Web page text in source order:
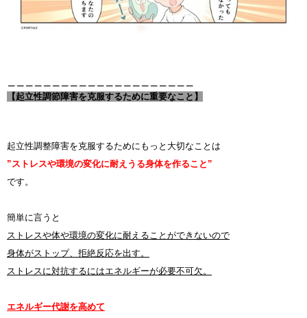
【起立性調節障害を克服するために重要なこと】
起立性調整障害を克服するためにもっと大切なことは
”ストレスや環境の変化に耐えうる身体を作ること”
です。
簡単に言うと
ストレスや体や環境の変化に耐えることができないので
身体がストップ、拒絶反応を出す。
ストレスに対抗するにはエネルギーが必要不可欠。
エネルギー代謝を高めて